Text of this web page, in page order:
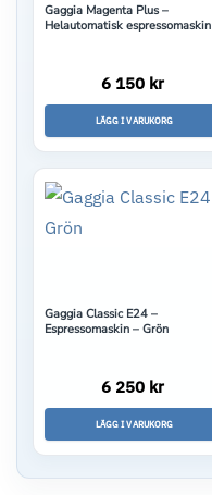
Gaggia Magenta Plus –
Helautomatisk espressomaskin
6 150 kr
LÄGG I VARUKORG
Gaggia Classic E24 –
Espressomaskin – Grön
6 250 kr
LÄGG I VARUKORG